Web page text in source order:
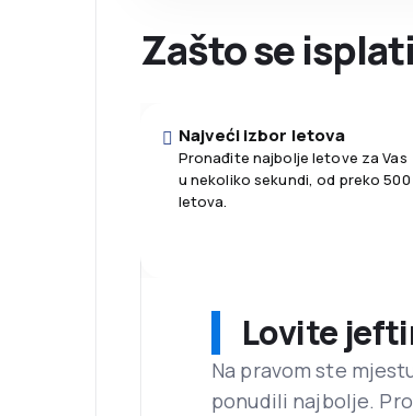
Zašto se
Najveći izbor letova
Pronađite najbolje letove za Vas
u nekoliko sekundi, od preko 500
letova.
Lovite
Na pravom ste
ponudili najbolje.